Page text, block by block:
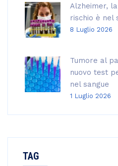
Alzheimer,
rischio è nel
8 Luglio 2026
Tumore al
nuovo test
nel sangue
1 Luglio 2026
TAG